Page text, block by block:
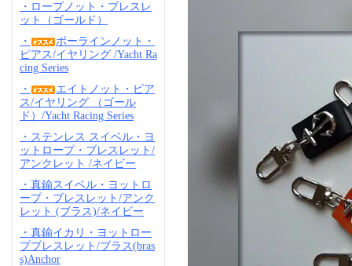
・ロープノット・ブレスレ
ット（ゴールド）
・
ボーラインノット・
ピアス/イヤリング /Yacht Ra
cing Series
・
エイトノット・ピア
ス/イヤリング （ゴール
ド）/Yacht Racing Series
・ステンレス スイベル・ヨ
ットロープ・ブレスレット/
アンクレット /ネイビー
・真鍮スイベル・ヨットロ
ープ・ブレスレット/アンク
レット (ブラス)/ネイビー
・真鍮イカリ・ヨットロー
プブレスレット/ブラス(bras
s)Anchor